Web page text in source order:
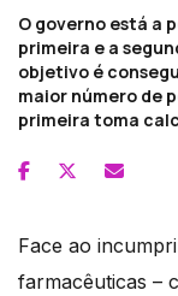
O governo está a
primeira e a
objetivo é
maior número de
primeira toma
Face ao
farmacêuticas –